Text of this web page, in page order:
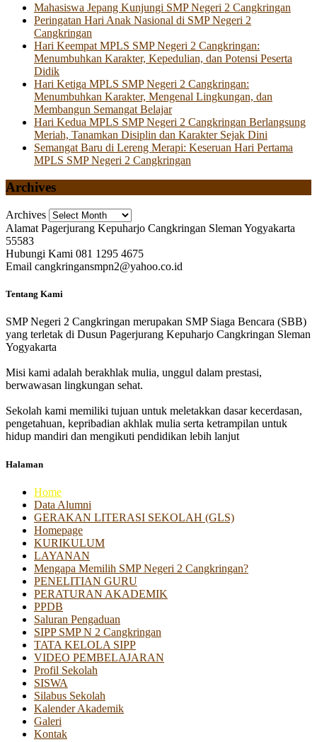
Mahasiswa Jepang Kunjungi SMP Negeri 2 Cangkringan
Peringatan Hari Anak Nasional di SMP Negeri 2
Cangkringan
Hari Keempat MPLS SMP Negeri 2 Cangkringan:
Menumbuhkan Karakter, Kepedulian, dan Potensi Peserta
Didik
Hari Ketiga MPLS SMP Negeri 2 Cangkringan:
Menumbuhkan Karakter, Mengenal Lingkungan, dan
Membangun Semangat Belajar
Hari Kedua MPLS SMP Negeri 2 Cangkringan Berlangsung
Meriah, Tanamkan Disiplin dan Karakter Sejak Dini
Semangat Baru di Lereng Merapi: Keseruan Hari Pertama
MPLS SMP Negeri 2 Cangkringan
Archives
Archives
Alamat Pagerjurang Kepuharjo Cangkringan Sleman Yogyakarta
55583
Hubungi Kami 081 1295 4675
Email cangkringansmpn2@yahoo.co.id
Tentang Kami
SMP Negeri 2 Cangkringan merupakan SMP Siaga Bencara (SBB)
yang terletak di Dusun Pagerjurang Kepuharjo Cangkringan Sleman
Yogyakarta
Misi kami adalah berakhlak mulia, unggul dalam prestasi,
berwawasan lingkungan sehat.
Sekolah kami memiliki tujuan untuk meletakkan dasar kecerdasan,
pengetahuan, kepribadian akhlak mulia serta ketrampilan untuk
hidup mandiri dan mengikuti pendidikan lebih lanjut
Halaman
Home
Data Alumni
GERAKAN LITERASI SEKOLAH (GLS)
Homepage
KURIKULUM
LAYANAN
Mengapa Memilih SMP Negeri 2 Cangkringan?
PENELITIAN GURU
PERATURAN AKADEMIK
PPDB
Saluran Pengaduan
SIPP SMP N 2 Cangkringan
TATA KELOLA SIPP
VIDEO PEMBELAJARAN
Profil Sekolah
SISWA
Silabus Sekolah
Kalender Akademik
Galeri
Kontak